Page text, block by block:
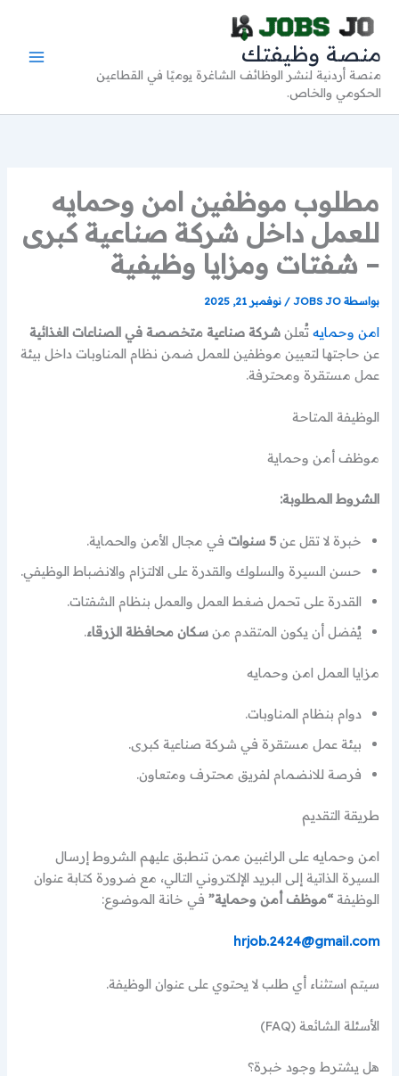
المحتوى
منصة وظيفتك
منصة أردنية لنشر الوظائف الشاغرة يوميًا في القطاعين
الحكومي والخاص.
مطلوب موظفين امن وحمايه
للعمل داخل شركة صناعية كبرى
– شفتات ومزايا وظيفية
بواسطة JOBS JO
/نوفمبر 21, 2025
امن وحمايه تُعلنشركة صناعية متخصصة في الصناعات الغذائية
عن حاجتها لتعيين موظفين للعمل ضمن نظام المناوبات داخل بيئة
عمل مستقرة ومحترفة.
الوظيفة المتاحة
موظف أمن وحماية
الشروط المطلوبة:
خبرة لا تقل عن5 سنوات
في مجال الأمن والحماية.
حسن السيرة والسلوك والقدرة على الالتزام والانضباط الوظيفي.
القدرة على تحمل ضغط العمل والعمل بنظام الشفتات.
يُفضل أن يكون المتقدم منسكان محافظة الزرقاء.
مزايا العمل امن وحمايه
دوام بنظام المناوبات.
بيئة عمل مستقرة في شركة صناعية كبرى.
فرصة للانضمام لفريق محترف ومتعاون.
طريقة التقديم
امن وحمايه على الراغبين ممن تنطبق عليهم الشروط إرسال
السيرة الذاتية إلى البريد الإلكتروني التالي، مع ضرورة كتابة عنوان
الوظيفة“موظف أمن وحماية” في خانة الموضوع:
hrjob.2424@gmail.com
سيتم استثناء أي طلب لا يحتوي على عنوان الوظيفة.
الأسئلة الشائعة (FAQ)
هل يشترط وجود خبرة؟